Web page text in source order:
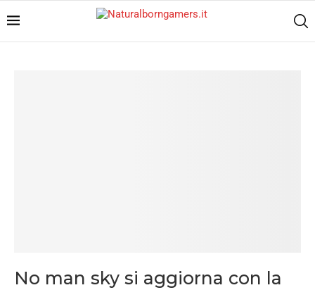
No man sky si aggiorna con la